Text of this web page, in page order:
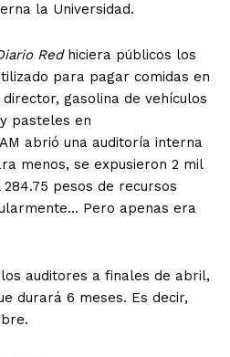
la Universidad.
Redhiciera públicos los
para pagar comidas en
gasolina de vehículos
pasteles en
abrió una auditoría interna
menos, se expusieron 2 mil
pesos de recursos
Pero apenas era
auditores a finales de abril,
durará 6 meses. Es decir,